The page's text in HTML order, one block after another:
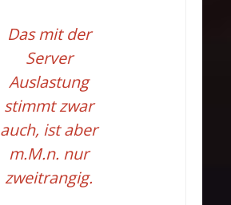
Das mit der
Server
Auslastung
stimmt zwar
auch, ist aber
m.M.n. nur
zweitrangig.